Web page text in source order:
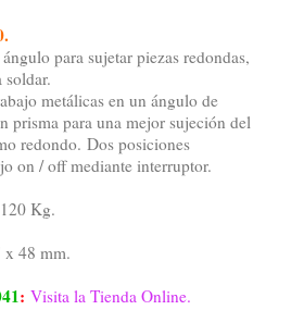
para sujetar piezas redondas,
soldar.
metálicas en un ángulo de
prisma para una mejor sujeción del
redondo. Dos posiciones
on / off mediante interruptor.
Kg.
x 48 mm.
: Visita la Tienda Online.